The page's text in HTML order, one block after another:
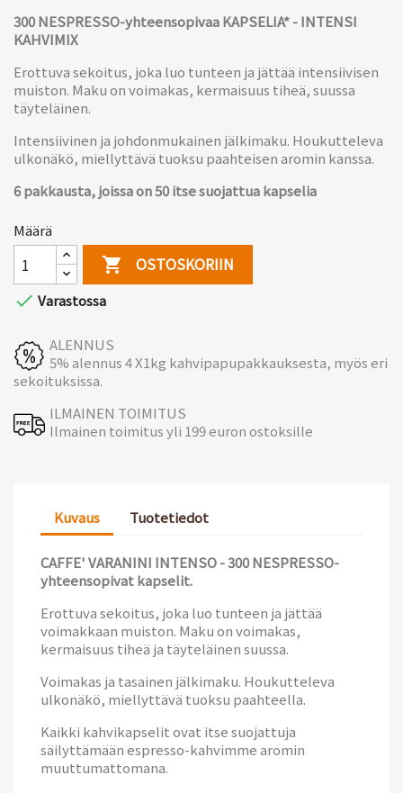
300 NESPRESSO-yhteensopivaa KAPSELIA* - INTENSI
KAHVIMIX
Erottuva sekoitus, joka luo tunteen ja jättää intensiivisen
muiston. Maku on voimakas, kermaisuus tiheä, suussa
täyteläinen.
Intensiivinen ja johdonmukainen jälkimaku. Houkutteleva
ulkonäkö, miellyttävä tuoksu paahteisen aromin kanssa.
6 pakkausta, joissa on 50 itse suojattua kapselia
Määrä

OSTOSKORIIN
 Varastossa
ALENNUS
5% alennus 4 X1kg kahvipapupakkauksesta, myös eri
sekoituksissa.
ILMAINEN TOIMITUS
Ilmainen toimitus yli 199 euron ostoksille
Kuvaus Tuotetiedot
CAFFE' VARANINI INTENSO -300NESPRESSO-
yhteensopivat kapselit.
Erottuva sekoitus, joka luo tunteen ja jättää
voimakkaan muiston. Maku on voimakas,
kermaisuus tiheä ja täyteläinen suussa.
Voimakas ja tasainen jälkimaku. Houkutteleva
ulkonäkö, miellyttävä tuoksu paahteella.
Kaikki kahvikapselit ovat itse suojattuja
säilyttämään espresso-kahvimme aromin
muuttumattomana.